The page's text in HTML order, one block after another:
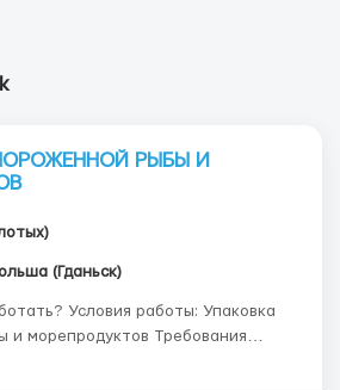
РЫБЫ И
(Гданьск)
Требования
от 18 до 55